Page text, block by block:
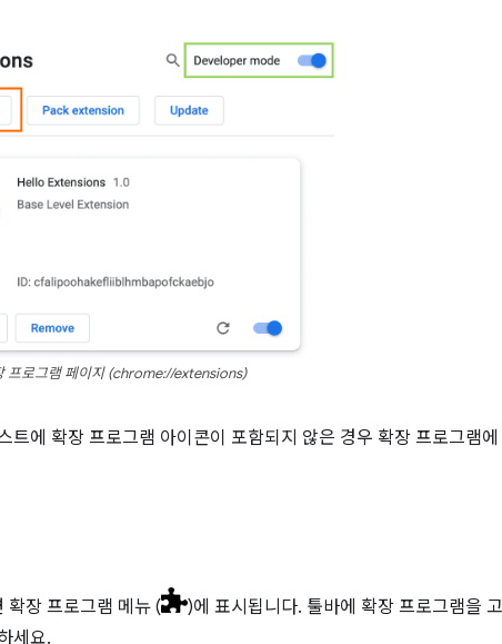
프로그램 페이지 (chrome://extensions)
트에 확장 프로그램 아이콘이 포함되지 않은 경우 확장 프로그램에
확장 프로그램 메뉴 (
)에 표시됩니다. 툴바에 확장 프로그램을
세요.